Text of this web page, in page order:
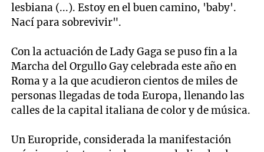
lesbiana (...). Estoy en el buen camino, 'baby'.
Nací para sobrevivir".
Con la actuación de Lady Gaga se puso fin a la
Marcha del Orgullo Gay celebrada este año en
Roma y a la que acudieron cientos de miles de
personas llegadas de toda Europa, llenando las
calles de la capital italiana de color y de música.
Un Europride, considerada la manifestación